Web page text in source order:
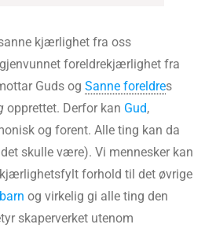
kjærlighet fra oss
foreldrekjærlighet fra
Guds og Sanne foreldres
opprettet. Derfor kan Gud,
og forent. Alle ting kan da
skulle være). Vi mennesker kan
forhold til det øvrige
og virkelig gi alle ting den
skaperverket utenom